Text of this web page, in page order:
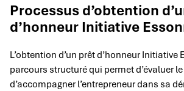
Processus d’obtention
d’honneur Initiative
L’obtention d’un prêt d’honneur Initiative
parcours structuré qui permet d’évaluer
d’accompagner l’entrepreneur dans sa